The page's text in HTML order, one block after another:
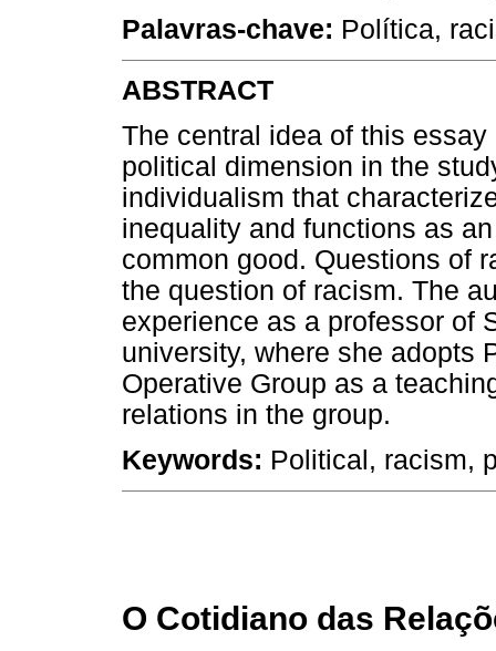
Palavras-chave: Política,
ABSTRACT
The central idea of this
political dimension in the
individualism that
inequality and functions as
common good. Questions of
the question of racism. The
experience as a professor of
university, where she adopts
Operative Group as a
relations in the group.
Keywords: Political, racism,
O Cotidiano das